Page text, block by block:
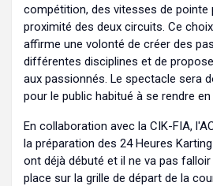
compétition, des vitesses de pointe
proximité des deux circuits. Ce choix
affirme une volonté de créer des
différentes disciplines et de
aux passionnés. Le spectacle sera
pour le public habitué à se rendre
En collaboration avec la CIK-FIA,
la préparation des 24 Heures
ont déjà débuté et il ne va pas
place sur la grille de départ de la